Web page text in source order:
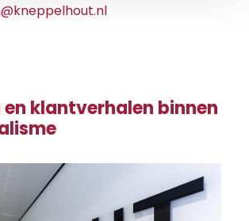
klantverhalen binnen